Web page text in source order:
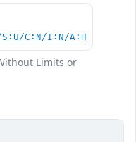
S:U/C:N/I:N/A:H
Limits or